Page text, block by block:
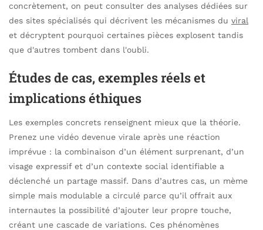
concrètement, on peut consulter des analyses dédiées sur
des sites spécialisés qui décrivent les mécanismes du viral
et décryptent pourquoi certaines pièces explosent tandis
que d'autres tombent dans l'oubli.
Études de cas, exemples réels et
implications éthiques
Les exemples concrets renseignent mieux que la théorie.
Prenez une vidéo devenue virale après une réaction
imprévue : la combinaison d’un élément surprenant, d’un
visage expressif et d’un contexte social identifiable a
déclenché un partage massif. Dans d’autres cas, un mème
simple mais modulable a circulé parce qu’il offrait aux
internautes la possibilité d’ajouter leur propre touche,
créant une cascade de variations. Ces phénomènes